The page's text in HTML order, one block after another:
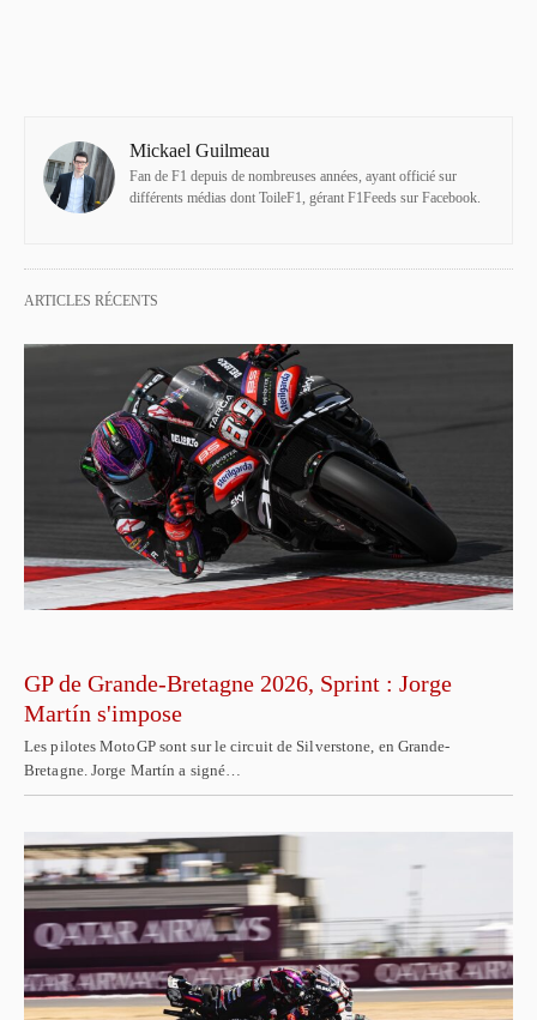
Mickael Guilmeau
Fan de F1 depuis de nombreuses années, ayant officié sur
différents médias dont ToileF1, gérant F1Feeds sur Facebook.
ARTICLES RÉCENTS
GP de Grande-Bretagne 2026, Sprint : Jorge
Martín s'impose
Les pilotes MotoGP sont sur le circuit de Silverstone, en Grande-
Bretagne. Jorge Martín a signé…